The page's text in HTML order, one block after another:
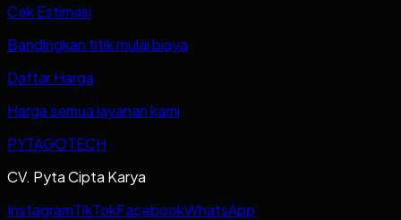
Cek Estimasi
Bandingkan titik mulai biaya
Daftar Harga
Harga semua layanan kami
PYTAGOTECH
CV. Pyta Cipta Karya
InstagramTikTokFacebookWhatsApp